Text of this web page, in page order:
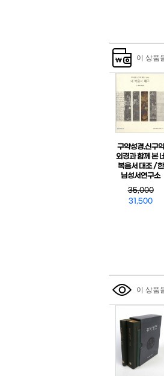
이 상품
구약성경.신구약
외경과 함께 본 네
복음서 대조 / 한
님성서연구소
35,000
31,500
이 상품